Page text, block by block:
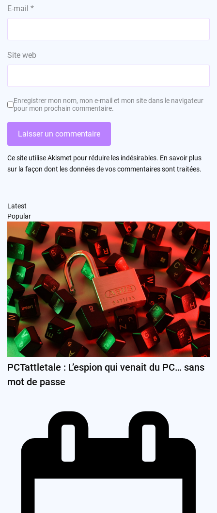
E-mail *
Site web
Enregistrer mon nom, mon e-mail et mon site dans le navigateur
pour mon prochain commentaire.
Ce site utilise Akismet pour réduire les indésirables. En savoir plus
sur la façon dont les données de vos commentaires sont traitées.
Latest
Popular
PCTattletale : L’espion qui venait du PC… sans
mot de passe